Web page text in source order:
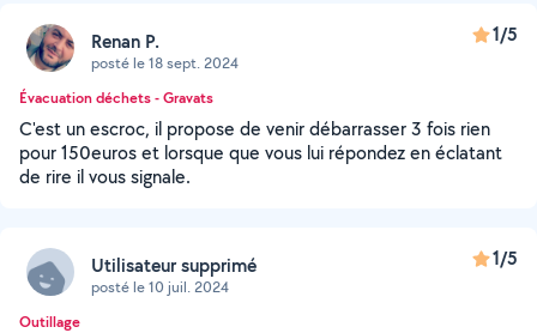
Renan P.
posté le 18 sept. 2024
1/5
Évacuation déchets - Gravats
C'est un escroc, il propose de venir débarrasser 3 fois rien
pour 150euros et lorsque que vous lui répondez en éclatant
de rire il vous signale.
Utilisateur supprimé
posté le 10 juil. 2024
1/5
Outillage